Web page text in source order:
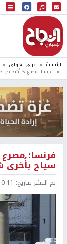
البث المباشر
إذاعة النجاح
الرئيسية عربي ودولي
فرنسا: مصرع 5 أشخاص جرّاء اصطدام طائرة سياح بأُخرى شراعية
سياح بأُخرى
تم النشر بتاريخ: 08:52